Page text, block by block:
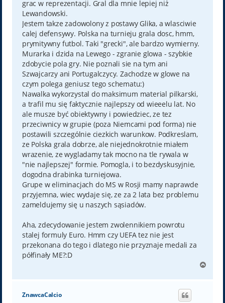
grac w reprezentacji. Gral dla mnie lepiej niż
Lewandowski.
Jestem takze zadowolony z postawy Glika, a wlasciwie
calej defensywy. Polska na turnieju grala dosc, hmm,
prymitywny futbol. Taki "grecki", ale bardzo wymierny.
Murarka i dzida na Lewego - zgranie glowa - szybkie
zdobycie pola gry. Nie poznali sie na tym ani
Szwajcarzy ani Portugalczycy. Zachodze w glowe na
czym polega geniusz tego schematu:)
Nawalka wykorzystal do maksimum material pilkarski,
a trafil mu się faktycznie najlepszy od wieeelu lat. No
ale musze być obiektywny i powiedziec, ze tez
przeciwnicy w grupie (poza Niemcami pod forma) nie
postawili szczególnie ciezkich warunkow. Podkreslam,
ze Polska grala dobrze, ale niejednokrotnie miałem
wrazenie, ze wygladamy tak mocno na tle rywala w
"nie najlepszej" formie. Pomogla, i to bezdyskusyjnie,
dogodna drabinka turniejowa.
Grupe w eliminacjach do MS w Rosji mamy naprawde
przyjemna, wiec wydaje się, ze za 2 lata bez problemu
zameldujemy się u naszych sąsiadów.
Aha, zdecydowanie jestem zwolennikiem powrotu
stalej formuly Euro. Hmm czy UEFA tez nie jest
przekonana do tego i dlatego nie przyznaje medali za
półfinały ME?:D
g
ZnawcaCalcio